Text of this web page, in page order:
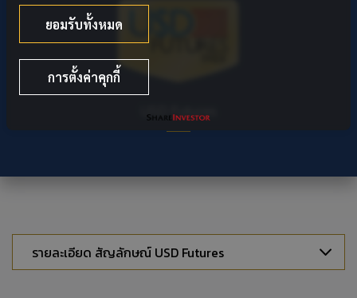
USD Futures
รายละเอียด สัญลักษณ์ USD Futures
ยอมรับทั้งหมด
การตั้งค่าคุกกี้